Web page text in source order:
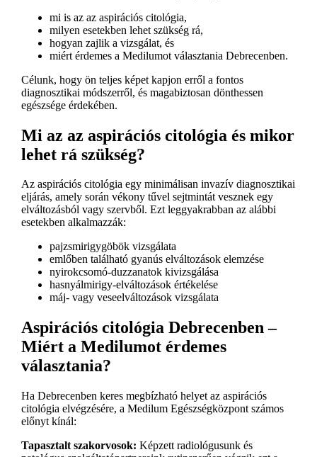
mi is az az aspirációs citológia,
milyen esetekben lehet szükség rá,
hogyan zajlik a vizsgálat, és
miért érdemes a Medilumot választania Debrecenben.
Célunk, hogy ön teljes képet kapjon erről a fontos
diagnosztikai módszerről, és magabiztosan dönthessen
egészsége érdekében.
Mi az az aspirációs citológia és mikor
lehet rá szükség?
Az aspirációs citológia egy minimálisan invazív diagnosztikai
eljárás, amely során vékony tűvel sejtmintát vesznek egy
elváltozásból vagy szervből. Ezt leggyakrabban az alábbi
esetekben alkalmazzák:
pajzsmirigygöbök vizsgálata
emlőben található gyanús elváltozások elemzése
nyirokcsomó-duzzanatok kivizsgálása
hasnyálmirigy-elváltozások értékelése
máj- vagy veseelváltozások vizsgálata
Aspirációs citológia Debrecenben –
Miért a Medilumot érdemes
választania?
Ha Debrecenben keres megbízható helyet az aspirációs
citológia elvégzésére, a Medilum Egészségközpont számos
előnyt kínál:
Tapasztalt szakorvosok: Képzett radiológusunk és